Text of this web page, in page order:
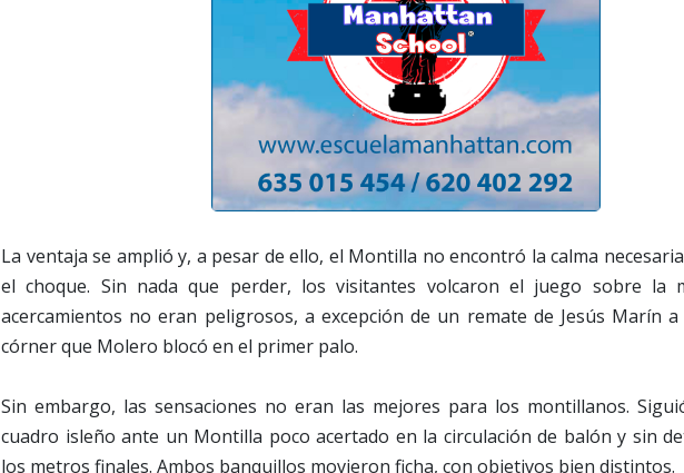
La ventaja se amplió y, a pesar de ello, el Montilla no encontró la calma
el choque. Sin nada que perder, los visitantes volcaron el juego sobre la
acercamientos no eran peligrosos, a excepción de un remate de Jesús Marín
córner que Molero blocó en el primer palo.
Sin embargo, las sensaciones no eran las mejores para los montillanos.
cuadro isleño ante un Montilla poco acertado en la circulación de balón y sin
los metros finales. Ambos banquillos movieron ficha, con objetivos bien distintos.